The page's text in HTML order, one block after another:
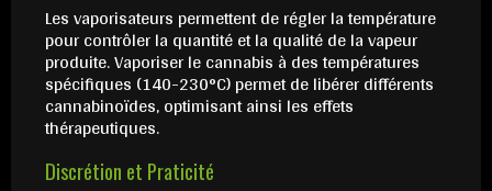
Les vaporisateurs permettent de régler la température
pour contrôler la quantité et la qualité de la vapeur
produite. Vaporiser le cannabis à des températures
spécifiques (140-230°C) permet de libérer différents
cannabinoïdes, optimisant ainsi les effets
thérapeutiques.
Discrétion et Praticité